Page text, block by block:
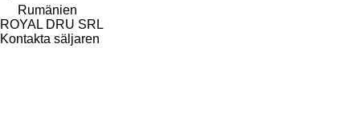
Rumänien
ROYAL DRU SRL
Kontakta säljaren